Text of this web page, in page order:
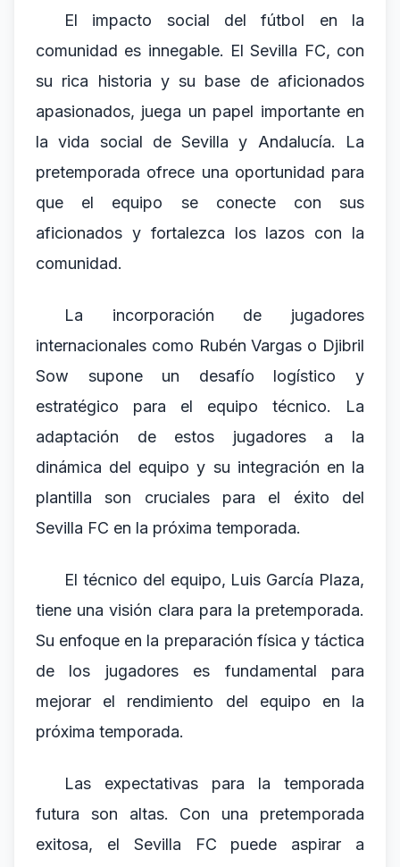
El impacto social del fútbol en la
comunidad es innegable. El Sevilla FC, con
su rica historia y su base de aficionados
apasionados, juega un papel importante en
la vida social de Sevilla y Andalucía. La
pretemporada ofrece una oportunidad para
que el equipo se conecte con sus
aficionados y fortalezca los lazos con la
comunidad.
La incorporación de jugadores
internacionales como Rubén Vargas o Djibril
Sow supone un desafío logístico y
estratégico para el equipo técnico. La
adaptación de estos jugadores a la
dinámica del equipo y su integración en la
plantilla son cruciales para el éxito del
Sevilla FC en la próxima temporada.
El técnico del equipo, Luis García Plaza,
tiene una visión clara para la pretemporada.
Su enfoque en la preparación física y táctica
de los jugadores es fundamental para
mejorar el rendimiento del equipo en la
próxima temporada.
Las expectativas para la temporada
futura son altas. Con una pretemporada
exitosa, el Sevilla FC puede aspirar a